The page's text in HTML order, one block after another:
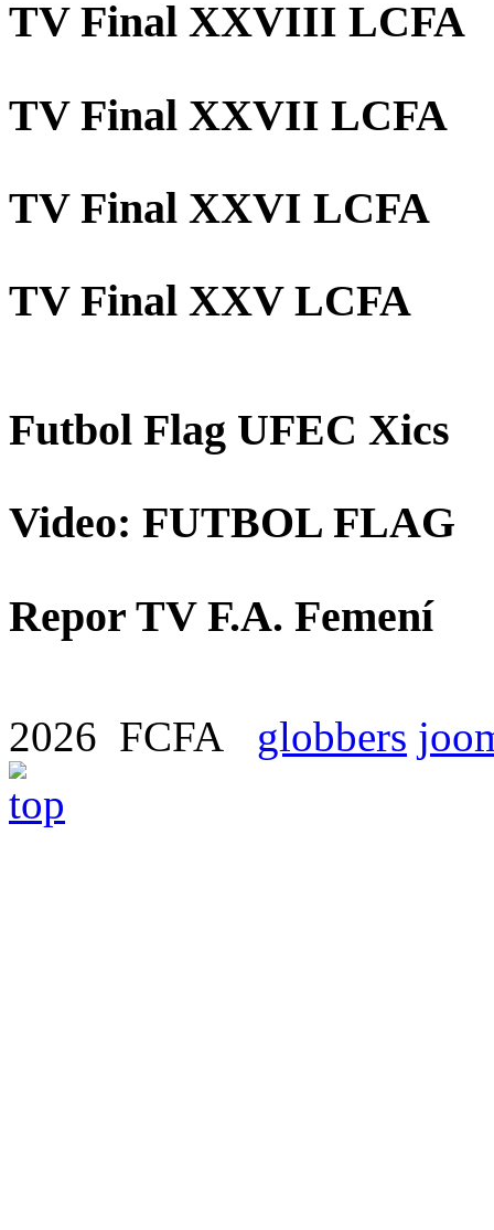
TV Final XXVIII LCFA
TV Final XXVII LCFA
TV Final XXVI LCFA
TV Final XXV LCFA
Futbol Flag UFEC Xics
Video: FUTBOL FLAG
Repor TV F.A. Femení
2026 FCFA globbers